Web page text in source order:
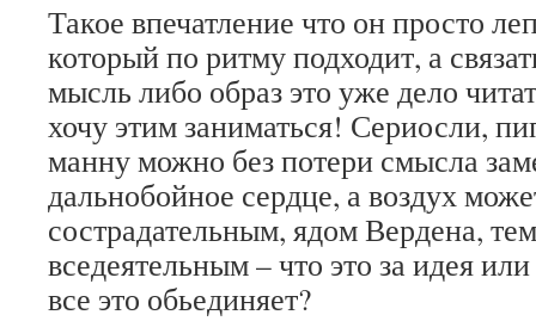
Такое впечатление что он просто
который по ритму подходит, а
мысль либо образ это уже дело
хочу этим заниматься! Сериосли,
манну можно без потери смысла
дальнобойное сердце, а воздух
сострадательным, ядом Вердена,
вседеятельным – что это за идея
все это обьединяет?